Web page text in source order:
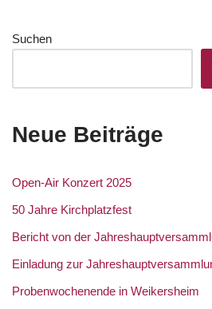
Suchen
Neue Beiträge
Open-Air Konzert 2025
50 Jahre Kirchplatzfest
Bericht von der
Einladung zur
Probenwochenende in Weikersheim